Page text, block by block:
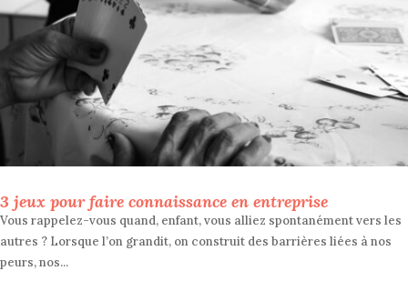
3 jeux pour faire connaissance en entreprise
Vous rappelez-vous quand, enfant, vous alliez spontanément vers les
autres ? Lorsque l’on grandit, on construit des barrières liées à nos
peurs, nos...